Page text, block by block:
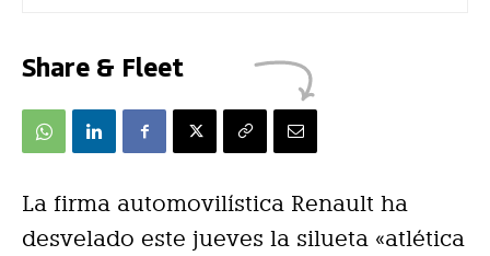
Share & Fleet
La firma automovilística Renault ha
desvelado este jueves la silueta «atlética